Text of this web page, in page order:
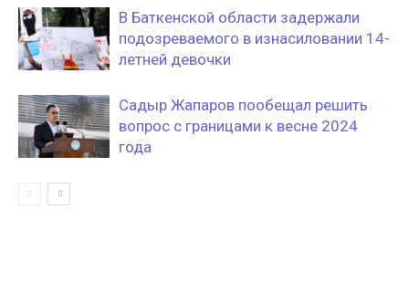
В Баткенской области задержали
подозреваемого в изнасиловании 14-
летней девочки
Садыр Жапаров пообещал решить
вопрос с границами к весне 2024
года